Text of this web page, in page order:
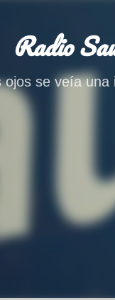
Radio
ojos se veía una